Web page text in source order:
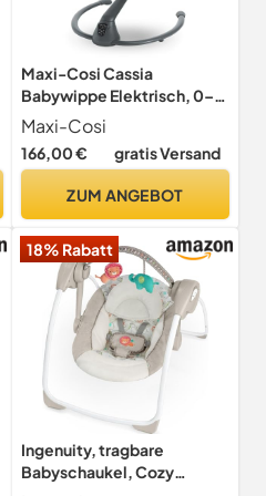
Maxi-Cosi Cassia
Babywippe Elektrisch, 0–6
Monate, max. 9 kg,
Babyschaukel Elektrisch, 12
Melodien, 360°-
Bewegungserkennung, 5
Beyond Grey
Maxi-Cosi
166,00 € gratis Versand
ZUM ANGEBOT
18% Rabatt
Ingenuity, tragbare
Babyschaukel, Cozy